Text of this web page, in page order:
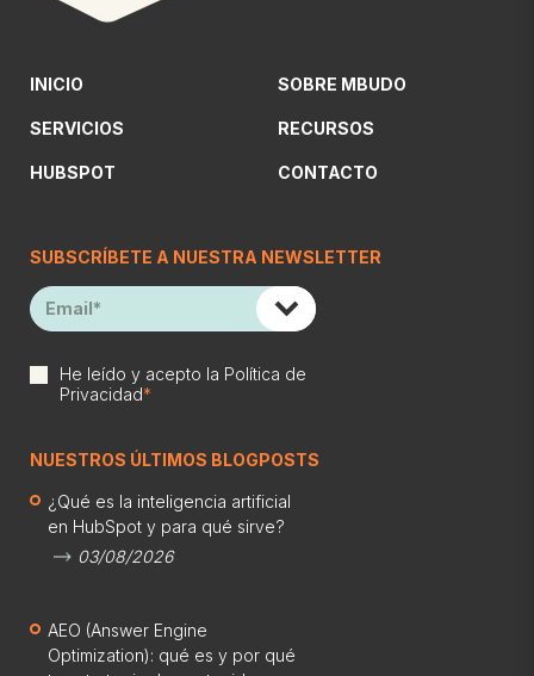
INICIO
SERVICIOS
HUBSPOT
SOBRE MBUDO
RECURSOS
CONTACTO
SUBSCRÍBETE A NUESTRA NEWSLETTER
He leído y acepto la Política de
Privacidad*
NUESTROS ÚLTIMOS BLOGPOSTS
¿Qué es la inteligencia artificial
en HubSpot y para qué sirve?
03/08/2026
AEO (Answer Engine
Optimization): qué es y por qué